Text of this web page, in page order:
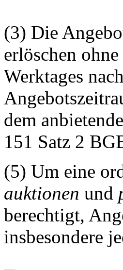
(3) Die
erlöschen
Werktages
dem
151 Satz 2
(5) Um eine
auktionen und
berechtigt,
insbesondere